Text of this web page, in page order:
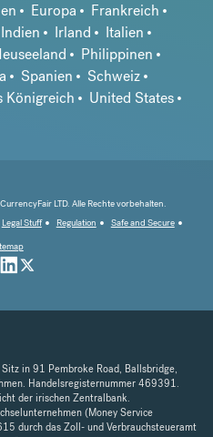
Europa
Frankreich
Indien Irland
Italien
Philippinen
Spanien
Schweiz
Königreich
United States
LTD. Alle Rechte vorbehalten.
Legal Stuff Regulation
Safe and Secure
in 91 Pembroke Road, Ballsbridge,
Handelsregisternummer 469391.
der irischen Zentralbank.
(Money Service
durch das Zoll- und Verbrauchsteueramt